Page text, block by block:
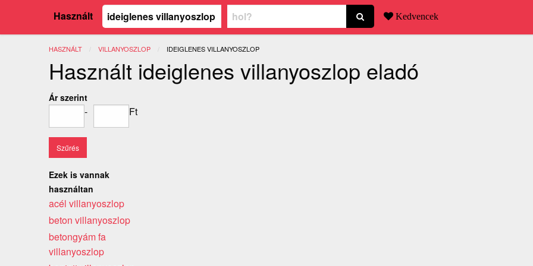
Használt Kedvencek
HASZNÁLT VILLANYOSZLOP JELENLEGI:
IDEIGLENES VILLANYOSZLOP
Használt ideiglenes villanyoszlop eladó
Ár szerint
- Ft
Ezek is vannak
használtan
acél villanyoszlop
beton villanyoszlop
betongyám fa
villanyoszlop